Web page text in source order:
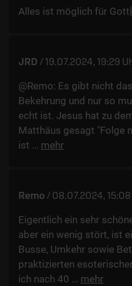
Alles ist möglich für
JRD / 19.07.2024, 19:29
@Remo: Es gibt nicht
Bekehrung und nur so
echt ist. Jesus hat zu
Matthäus gesagt "Folge
ist … mehr
Remo / 08.07.2024,
Eigentlich ein sehr
aber ein wenig stört, ist
Busse, Umkehr sowie
praktizierten
ich nach 40 … mehr